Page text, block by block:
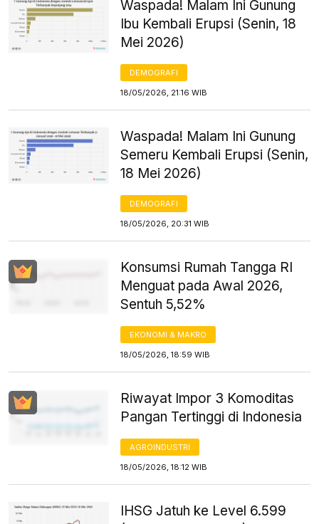
Waspada! Malam Ini Gunung
Ibu Kembali Erupsi (Senin, 18
Mei 2026)
DEMOGRAFI
18/05/2026, 21:16 WIB
Waspada! Malam Ini Gunung
Semeru Kembali Erupsi (Senin,
18 Mei 2026)
DEMOGRAFI
18/05/2026, 20:31 WIB
Konsumsi Rumah Tangga RI
Menguat pada Awal 2026,
Sentuh 5,52%
EKONOMI & MAKRO
18/05/2026, 18:59 WIB
Riwayat Impor 3 Komoditas
Pangan Tertinggi di Indonesia
AGROINDUSTRI
18/05/2026, 18:12 WIB
IHSG Jatuh ke Level 6.599